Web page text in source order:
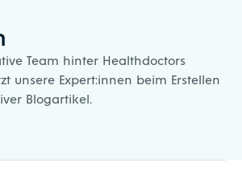
Team hinter Healthdoctors
unsere Expert:innen beim Erstellen
Blogartikel.